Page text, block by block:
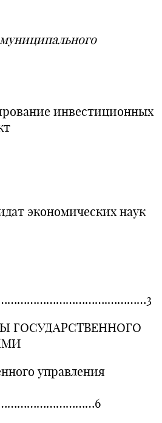
инвестиционных
экономических наук
ГОСУДАРСТВЕННОГО
управления